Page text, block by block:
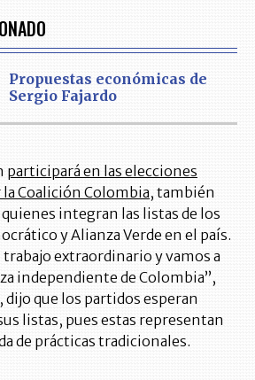
Propuestas económicas de
Sergio Fajardo
participará en las elecciones
Coalición Colombia, también
integran las listas de los
y Alianza Verde en el país.
extraordinario y vamos a
independiente de Colombia”,
dijo que los partidos esperan
listas, pues estas representan
de prácticas tradicionales.